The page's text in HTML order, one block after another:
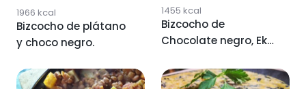
1966 kcal
Bizcocho de plátano
y choco negro.
1455 kcal
Bizcocho de
Chocolate negro, Eko